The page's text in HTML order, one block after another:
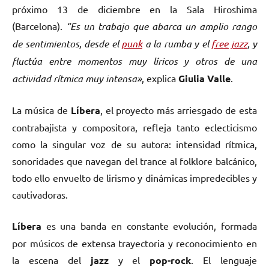
próximo 13 de diciembre en la Sala Hiroshima
(Barcelona).
“Es un trabajo que abarca un amplio rango
de sentimientos, desde elpunka la rumba y elfree jazz, y
fluctúa entre momentos muy líricos y otros de una
actividad rítmica muy intensa», explica Giulia Valle
La música de Líbera , el proyecto más arriesgado de esta
contrabajista y compositora, refleja tanto eclecticismo
como la singular voz de su autora: intensidad rítmica,
sonoridades que navegan del trance al folklore balcánico,
todo ello envuelto de lirismo y dinámicas impredecibles y
cautivadoras.
Líbera es una banda en constante evolución, formada
por músicos de extensa trayectoria y reconocimiento en
la escena del jazzy el pop-rock . El lenguaje